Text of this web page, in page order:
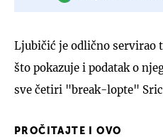
Ljubičić je odlično servirao
što pokazuje i podatak o
sve četiri "break-lopte"
PROČITAJTE I OVO